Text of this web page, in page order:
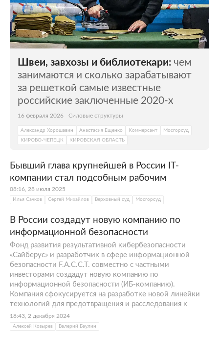
Сачков Илья: детство и поступление в
МГТУ
Сачков Илья Константинович родился 13
июня 1986-го в
Москве . С раннего возраста
проявлял интерес к IT и точным наукам.
Отец Ильи Сачкова преподавал в
Московском автомобильно-дорожном
государственном техническом
университете (МАДИ). Мать работала в
банке.
В 2003-м Сачков Илья завершил обучение в
физико-математической школе № 444 и
поступил в МГТУ им. Баумана (первый на
тот момент технический вуз страны) на
кафедру «Информационная безопасность»
управления». На этом направлении
студенты изучают все аспекты создания и
обеспечения защитыданных:
правовые
технические
математические
От студенческой инициативы к
Швеи, завхозы и библиотекари: чем
занимаются и сколько зарабатывают
за решеткой самые известные
российские заключенные 2020-х
16 февраля 2026 Силовые структуры
Александр Хорошавин Анастасия Ещенко Коммерсант
Мосгорсуд
КИРОВО-ЧЕПЕЦК
КИРОВСКАЯ ОБЛАСТЬ
Бывший глава крупнейшей в России IT-
компании стал подсобным рабочим
08:16, 28 июля 2025
Илья Сачков Сергей Михайлов Верховный суд Мосгорсуд
В России создадут новую компанию по
информационной безопасности
Фонд развития результативной кибербезопасности
«Сайберус» и разработчик в сфере информационной
безопасности F.A.C.C.T. совместно с частными
инвесторами создадут новую компанию по
информационной безопасности (ИБ-компанию).
Компания сфокусируется на разработке новой линейки
технологий для предотвращения и расследования к
18:43, 2 декабря 2024
Алексей Козырев Валерий Баулин